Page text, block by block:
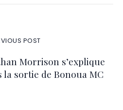
POST
Morrison s’explique
la sortie de Bonoua MC